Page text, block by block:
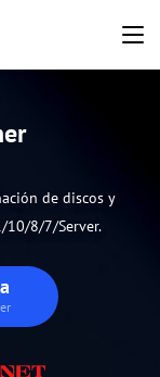
de discos y
10/8/7/Server.